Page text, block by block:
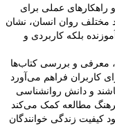
راهکارهای عملی برای
مختلف روان انسان، نشان
بلکه کاربردی و
معرفی و بررسی کتاب‌ها
کاربران فراهم می‌آورد
و دانش روانشناسی
مطالعه کمک می‌کند
کیفیت زندگی خوانندگان